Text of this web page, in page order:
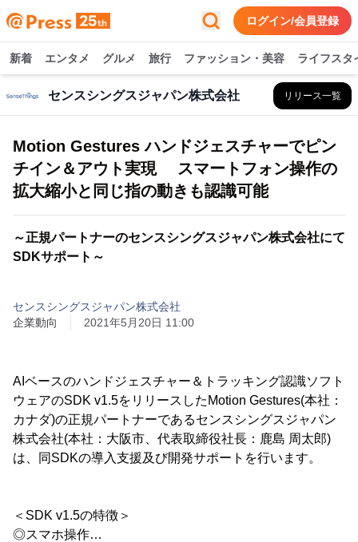
ログイン/会員登録
新着 エンタメ グルメ 旅行 ファッション・美容 ライフスタ
センスシングスジャパン株式会社 リリース一覧
Motion Gestures ハンドジェスチャーでピン
チイン＆アウト実現 スマートフォン操作の
拡大縮小と同じ指の動きも認識可能
～正規パートナーのセンスシングスジャパン株式会社にて
SDKサポート～
センスシングスジャパン株式会社
企業動向
2021年5月20日 11:00
AIベースのハンドジェスチャー＆トラッキング認識ソフト
ウェアのSDK v1.5をリリースしたMotion Gestures(本社：
カナダ)の正規パートナーであるセンスシングスジャパン
株式会社(本社：大阪市、代表取締役社長：鹿島 周太郎)
は、同SDKの導入支援及び開発サポートを行います。
＜SDK v1.5の特徴＞
◎スマホ操作…